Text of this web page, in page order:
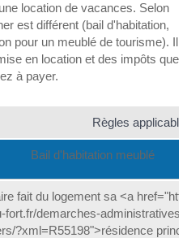
location de vacances. Selon
est différent (bail d'habitation,
pour un meublé de tourisme). Il
en location et des impôts que
à payer.
Règles
Bail d'habitation meublé
fait du logement sa <a
fort.fr/demarches-
?xml=R55198">résidence